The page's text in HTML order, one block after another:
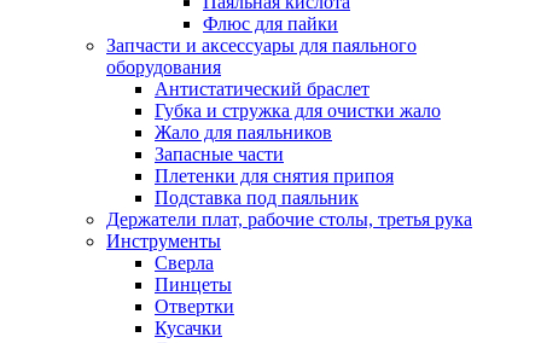
Флюс для пайки
Запчасти и аксессуары для паяльного
оборудования
Антистатический браслет
Губка и стружка для очистки жало
Жало для паяльников
Запасные части
Плетенки для снятия припоя
Подставка под паяльник
Держатели плат, рабочие столы, третья рука
Инструменты
Сверла
Пинцеты
Отвертки
Кусачки